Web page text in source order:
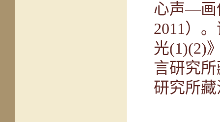
心声—画
2011）
光(1)(2)
言研究
研究所